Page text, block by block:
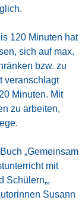
120 Minuten hat
sich auf max.
bzw. zu
veranschlagt
Minuten. Mit
zu arbeiten,
„Gemeinsam
mit
Schülern„,
Susann